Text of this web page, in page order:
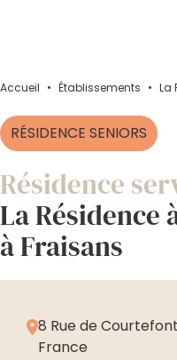
Accueil • Établissements • La
RÉSIDENCE SENIORS
Résidence
La Résidence
à Fraisans
8 Rue de
France